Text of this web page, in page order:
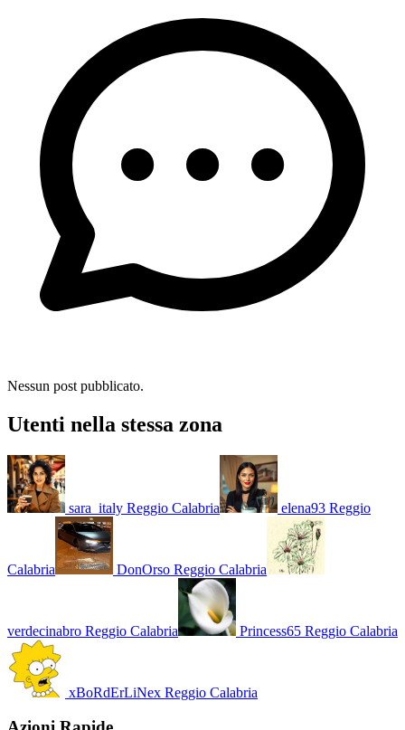
Nessun post pubblicato.
Utenti nella stessa zona
sara_italy Reggio Calabria elena93 Reggio
Calabria DonOrso Reggio Calabria
verdecinabro Reggio Calabria Princess65 Reggio Calabria
xBoRdErLiNex Reggio Calabria